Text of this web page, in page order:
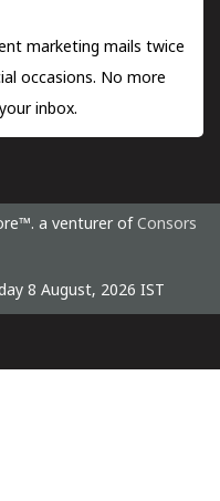
marketing mails twice
occasions. No more
inbox.
a venturer of Consors
8 August, 2026 IST